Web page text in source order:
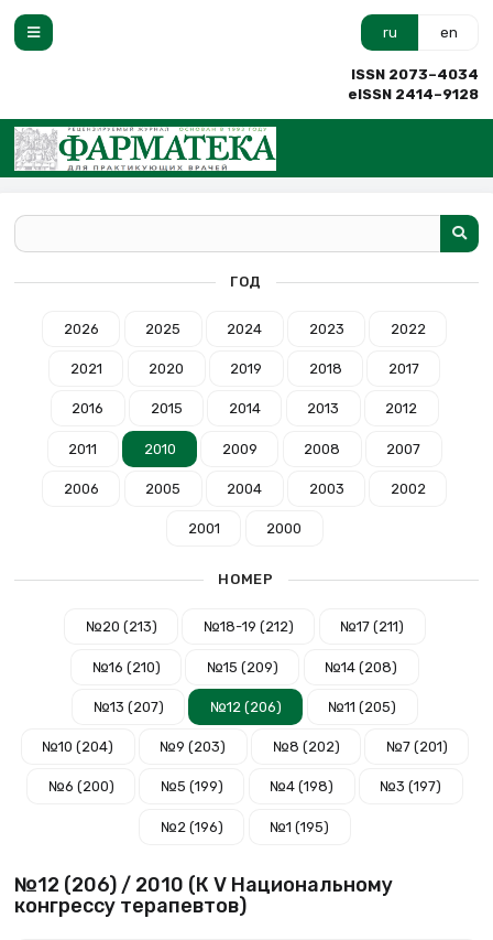
ru en
ISSN 2073–4034
eISSN 2414–9128
ГОД
2026 2025 2024 2023 2022
2021 2020 2019 2018 2017
2016 2015 2014 2013 2012
2011 2010 2009 2008 2007
2006 2005 2004 2003 2002
2001 2000
НОМЕР
№20 (213) №18-19 (212) №17 (211)
№16 (210) №15 (209) №14 (208)
№13 (207) №12 (206) №11 (205)
№10 (204) №9 (203) №8 (202) №7 (201)
№6 (200) №5 (199) №4 (198) №3 (197)
№2 (196) №1 (195)
№12 (206) / 2010 (К V Национальному
конгрессу терапевтов)